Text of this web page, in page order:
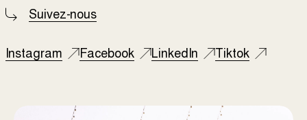
Suivez-nous
Instagram Facebook LinkedIn Tiktok